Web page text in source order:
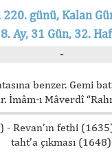
220. günü, Kalan
8. Ay, 31 Gün, 32.
-
benzer. Gemi
İmâm-ı Mâverdî
Revan’ın fethi
taht’a çıkması (1648)